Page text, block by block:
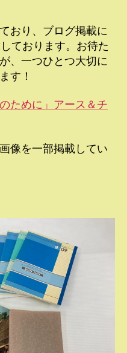
おり、ブログ掲載に
ております。お待た
、一つひとつ大切に
す！
ために」アース＆チ
像を一部掲載してい